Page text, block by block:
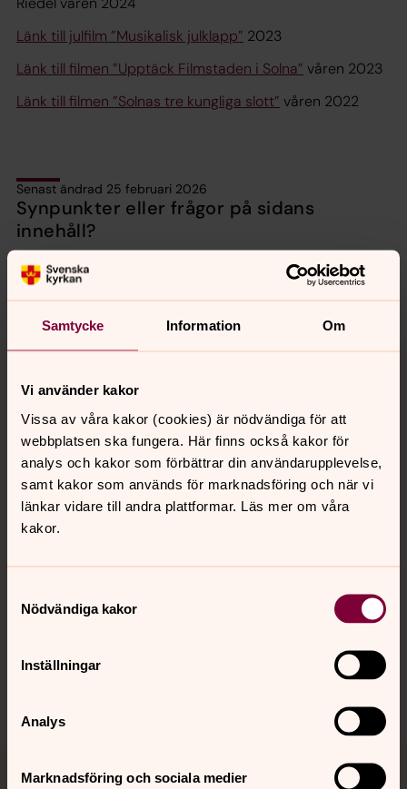
Samtycke Information Om
Vi använder kakor
Vissa av våra kakor (cookies) är nödvändiga för att
webbplatsen ska fungera. Här finns också kakor för
analys och kakor som förbättrar din användarupplevelse,
samt kakor som används för marknadsföring och när vi
länkar vidare till andra plattformar. Läs mer om våra
kakor.
Nödvändiga kakor
Inställningar
Analys
Marknadsföring och sociala medier
Länk till julfilm ”Musikalisk julklapp” 2023
Länk till filmen ”Upptäck Filmstaden i Solna” våren 2023
Länk till filmen ”Solnas tre kungliga slott” våren 2022
Senast ändrad 25 februari 2026
Synpunkter eller frågor på sidans
innehåll?
Dela
Tillbaka till toppen
Tillbaka till innehållet
Kontakt
Kalender